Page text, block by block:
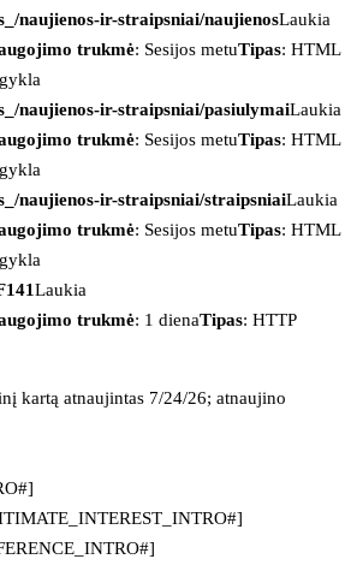
naujienos-ir-straipsniai/naujienosLaukia
trukmė: Sesijos metuTipas: HTML
naujienos-ir-straipsniai/pasiulymaiLaukia
trukmė: Sesijos metuTipas: HTML
naujienos-ir-straipsniai/straipsniaiLaukia
trukmė: Sesijos metuTipas: HTML
Laukia
trukmė: 1 dienaTipas: HTTP
kartą atnaujintas 7/24/26; atnaujino